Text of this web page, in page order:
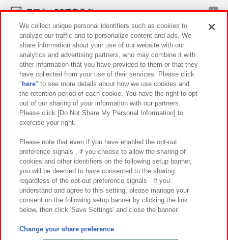
スマホ・PCであそぶ
イベント・キャンペーン
関連会社 サステナビリティ サイトポリシー
プライバシーポリシー ウェブアクセシビリティ方針と検証結果
お取引先さまとともに
カスタマーハラスメント対応方針 よくあるご質問・お問い合わせ
©Bandai Namco Amusement Inc.
©Bandai Namco Amusement Lab Inc.
We collect unique personal identifiers such as cookies to
analyze our traffic and to personalize content and ads. We
share information about your use of our website with our
analytics and advertising partners, who may combine it with
other information that you have provided to them or that they
have collected from your use of their services. Please click
" here" to see more details about how we use cookies and
the retention period of each cookie. You have the right to opt
out of our sharing of your information with our partners.
Please click [Do Not Share My Personal Information] to
exercise your right.
Please note that even if you have enabled the opt-out
preference signals , if you choose to allow the sharing of
cookies and other identifiers on the following setup banner,
you will be deemed to have consented to the sharing
regardless of the opt-out preference signals . If you
understand and agree to this setting, please manage your
consent on the following setup banner by clicking the link
below, then click 'Save Settings' and close the banner.
Change your share preference